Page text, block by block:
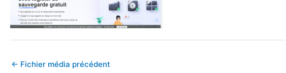
← Fichier média précédent